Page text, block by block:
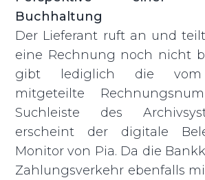
Buchhaltung
Der Lieferant ruft an und
eine Rechnung noch nicht
gibt lediglich die vom
mitgeteilte
Suchleiste des
erscheint der digitale
Monitor von Pia. Da die
Zahlungsverkehr ebenfalls